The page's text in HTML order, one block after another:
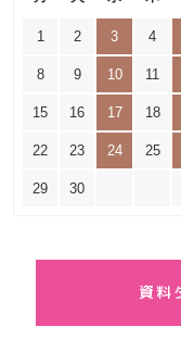
1 2 3 4
8 9 10 11
15 16 17 18
22 23 24 25
29 30
資料